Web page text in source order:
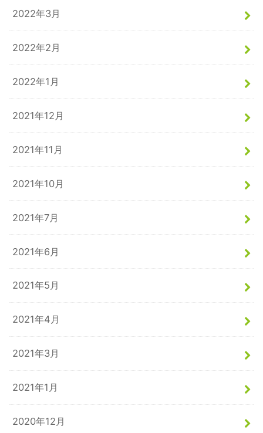
2022年3月
2022年2月
2022年1月
2021年12月
2021年11月
2021年10月
2021年7月
2021年6月
2021年5月
2021年4月
2021年3月
2021年1月
2020年12月